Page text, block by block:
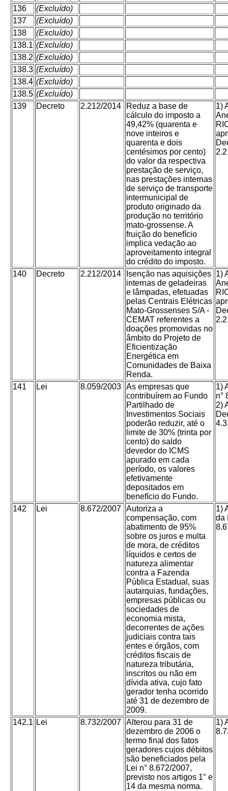
136
(Excluído)
137
(Excluído)
138
(Excluído)
138.1 (Excluído)
138.2 (Excluído)
138.3 (Excluído)
138.4 (Excluído)
138.5 (Excluído)
139
Decreto 2.212/2014
Reduz a base de
cálculo do imposto a
49,42% (quarenta e
nove inteiros e
quarenta e dois
centésimos por cento)
do valor da respectiva
prestação de serviço,
nas prestações internas
de serviço de transporte
intermunicipal de
produto originado da
produção no território
mato-grossense. A
fruição do benefício
implica vedação ao
aproveitamento integral
do crédito do imposto.
1)
140 Decreto 2.212/2014
Isenção nas aquisições
internas de geladeiras
e lâmpadas, efetuadas
pelas Centrais Elétricas
Mato-Grossenses S/A -
CEMAT referentes a
doações promovidas no
âmbito do Projeto de
Eficientização
Energética em
Comunidades de Baixa
Renda.
1)
141 Lei 8.059/2003 As empresas que
contribuírem ao Fundo
Partilhado de
Investimentos Sociais
poderão reduzir, até o
limite de 30% (trinta por
cento) do saldo
devedor do ICMS
apurado em cada
período, os valores
efetivamente
depositados em
benefício do Fundo.
1)
n°
2)
142 Lei 8.672/2007 Autoriza a
compensação, com
abatimento de 95%
sobre os juros e multa
de mora, de créditos
líquidos e certos de
natureza alimentar
contra a Fazenda
Pública Estadual, suas
autarquias, fundações,
empresas públicas ou
sociedades de
economia mista,
decorrentes de ações
judiciais contra tais
entes e órgãos, com
créditos fiscais de
natureza tributária,
inscritos ou não em
dívida ativa, cujo fato
gerador tenha ocorrido
até 31 de dezembro de
2009.
1)
da
142.1 Lei 8.732/2007 Alterou para 31 de
dezembro de 2006 o
termo final dos fatos
geradores cujos débitos
são beneficiados pela
Lei n° 8.672/2007,
previsto nos artigos 1° e
14 da mesma norma.
1)